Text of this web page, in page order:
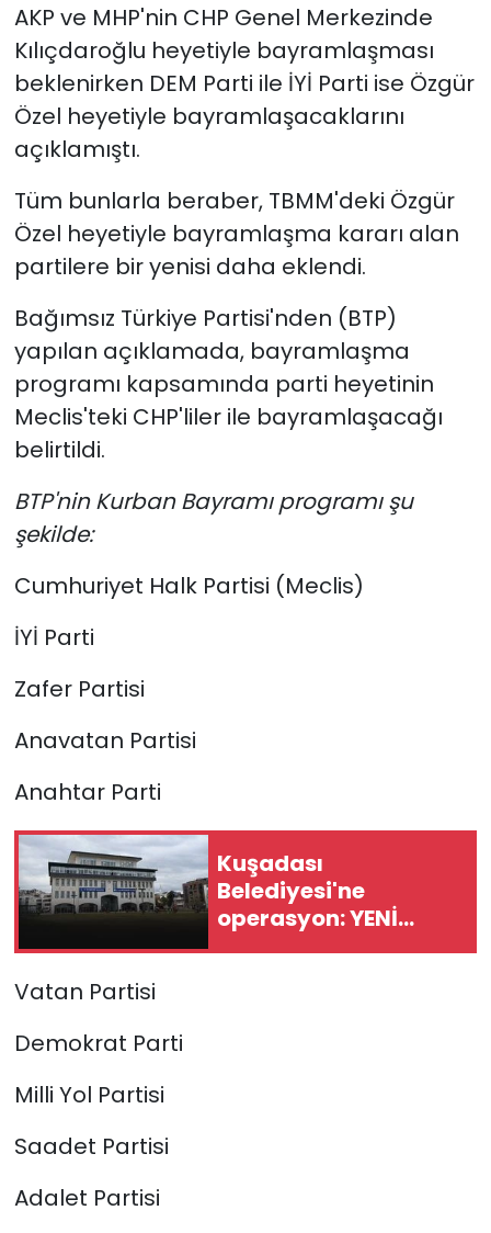
AKP ve MHP'nin CHP Genel Merkezinde
Kılıçdaroğlu heyetiyle bayramlaşması
beklenirken DEM Parti ile İYİ Parti ise Özgür
Özel heyetiyle bayramlaşacaklarını
açıklamıştı.
Tüm bunlarla beraber, TBMM'deki Özgür
Özel heyetiyle bayramlaşma kararı alan
partilere bir yenisi daha eklendi.
Bağımsız Türkiye Partisi'nden (BTP)
yapılan açıklamada, bayramlaşma
programı kapsamında parti heyetinin
Meclis'teki CHP'liler ile bayramlaşacağı
belirtildi.
BTP'nin Kurban Bayramı programı şu
şekilde:
Cumhuriyet Halk Partisi (Meclis)
İYİ Parti
Zafer Partisi
Anavatan Partisi
Anahtar Parti
Kuşadası
Belediyesi'ne
operasyon: YENİ
Parti'li milletvekilinin
Vatan Partisi
Demokrat Parti
Milli Yol Partisi
Saadet Partisi
Adalet Partisi